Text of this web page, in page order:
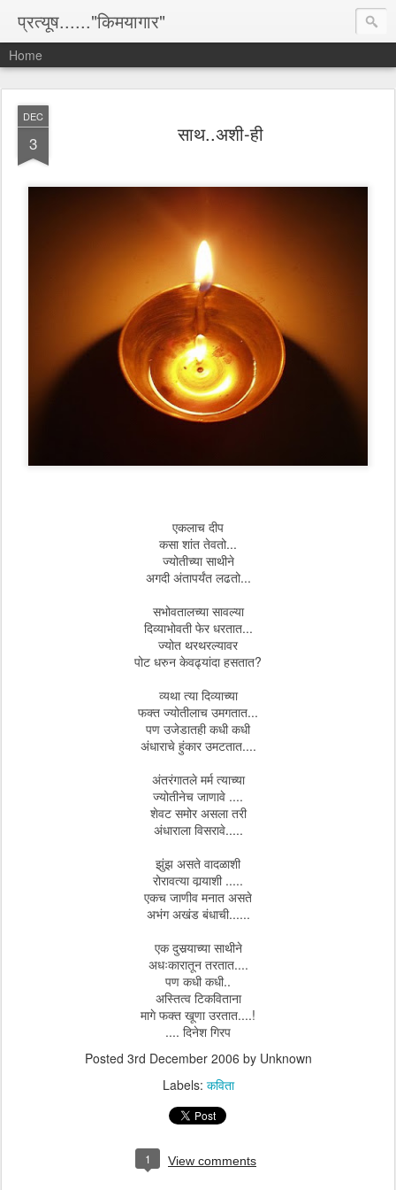
प्रत्यूष......"किमयागार"
Home
DEC
3 साथ..अशी-ही
एकलाच दीप
कसा शांत तेवतो...
ज्योतीच्या साथीने
अगदी अंतापर्यंत लढतो...
सभोवतालच्या सावल्या
दिव्याभोवती फेर धरतात...
ज्योत थरथरल्यावर
पोट धरुन केवढ्यांदा हसतात?
व्यथा त्या दिव्याच्या
फक्त ज्योतीलाच उमगतात...
पण उजेडातही कधी कधी
अंधाराचे हुंकार उमटतात....
अंतरंगातले मर्म त्याच्या
ज्योतीनेच जाणावे ....
शेवट समोर असला तरी
अंधाराला विसरावे.....
झुंझ असते वादळाशी
रोरावत्या वार्‍याशी .....
एकच जाणीव मनात असते
अभंग अखंड बंधाची......
एक दुसर्‍याच्या साथीने
अधःकारातून तरतात....
पण कधी कधी..
अस्तित्व टिकविताना
मागे फक्त खूणा उरतात....!
.... दिनेश गिरप
Posted 3rd December 2006 by Unknown
Labels: कविता
1 View comments